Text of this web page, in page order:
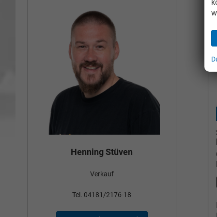
Henning Stüven
Verkauf
Tel. 04181/2176-18